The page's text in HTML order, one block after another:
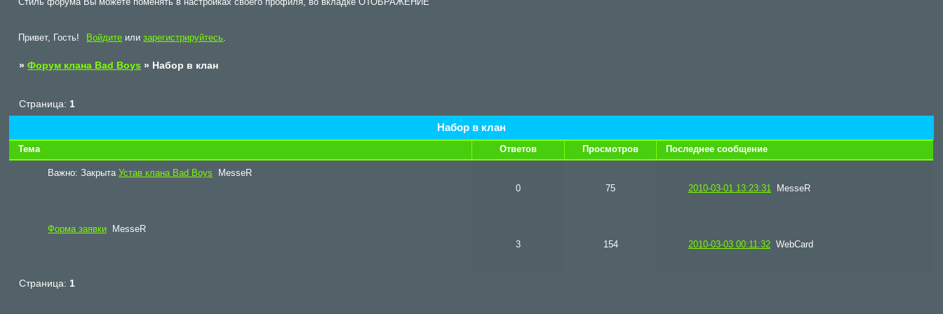
Привет, Гость! Войдите илизарегистрируйтесь.
»Форум клана Bad Boys » Набор в клан
Набор в клан
Страница: 1
Тема Ответов Просмотров Последнее сообщение
Важно: ЗакрытаУстав клана Bad Boys
MesseR
0
75 2010-03-01 13:23:31 MesseR
Форма заявки
MesseR
3
154 2010-03-03 00:11:32 WebCard
Страница: 1